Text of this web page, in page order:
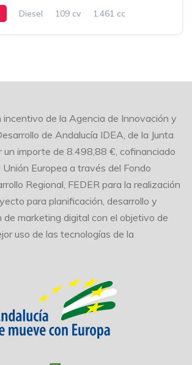
Diesel 109 cv
1.461 cc
incentivo de la Agencia de Innovación y
de Andalucía IDEA, de la Junta
un importe de 8.498,88 €, cofinanciado
Europea a través del Fondo
Regional, FEDER para la realización
para planificación, desarrollo y
de marketing digital con el objetivo de
uso de las tecnologías de la